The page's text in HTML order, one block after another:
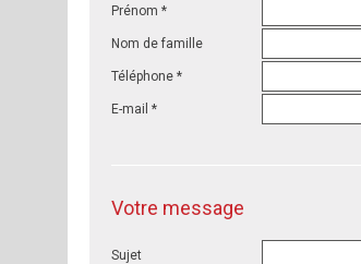
Prénom *
Nom de famille
Téléphone *
E-mail *
Votre message
Sujet